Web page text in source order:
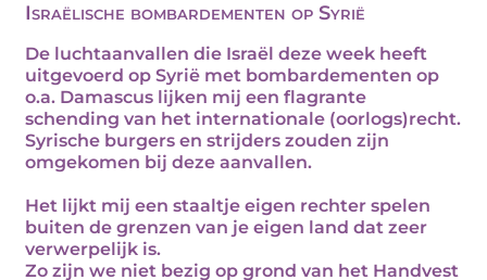
Israëlische bombardementen op Syrië
De luchtaanvallen die Israël deze week heeft
uitgevoerd op Syrië met bombardementen op
o.a. Damascus lijken mij een flagrante
schending van het internationale (oorlogs)recht.
Syrische burgers en strijders zouden zijn
omgekomen bij deze aanvallen.
Het lijkt mij een staaltje eigen rechter spelen
buiten de grenzen van je eigen land dat zeer
verwerpelijk is.
Zo zijn we niet bezig op grond van het Handvest